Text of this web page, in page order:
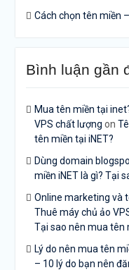
Cách chọn tên miền
Bình luận gần
Mua tên miền tại
VPS chất lượng on
tên miền tại iNET?
Dùng domain
miền iNET là gì? Tại
Online marketing và
Thuê máy chủ ảo
Tại sao nên mua tên
Lý do nên mua tên
– 10 lý do bạn nên